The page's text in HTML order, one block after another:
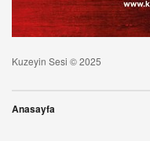
Kuzeyin Sesi © 2025
Anasayfa